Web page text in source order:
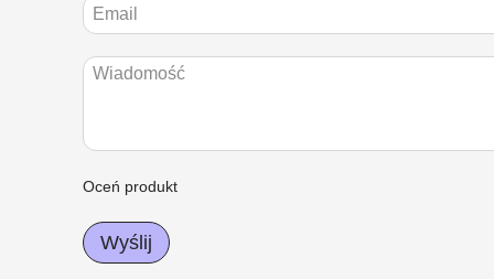
Oceń produkt
Wyślij